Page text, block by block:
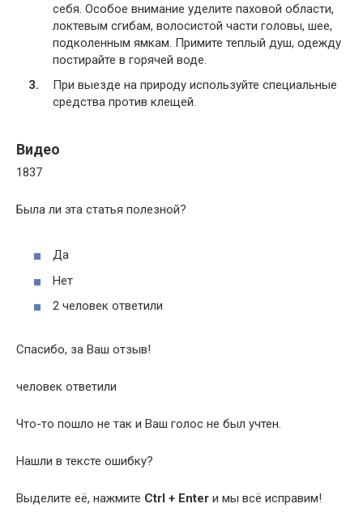
себя. Особое внимание уделите паховой области,
локтевым сгибам, волосистой части головы, шее,
подколенным ямкам. Примите теплый душ, одежду
постирайте в горячей воде.
При выезде на природу используйте специальные
средства против клещей.
Видео
1837
Была ли эта статья полезной?
Да
Нет
2 человек ответили
Спасибо, за Ваш отзыв!
человек ответили
Что-то пошло не так и Ваш голос не был учтен.
Нашли в тексте ошибку?
Выделите её, нажмите Ctrl + Enter и мы всё исправим!